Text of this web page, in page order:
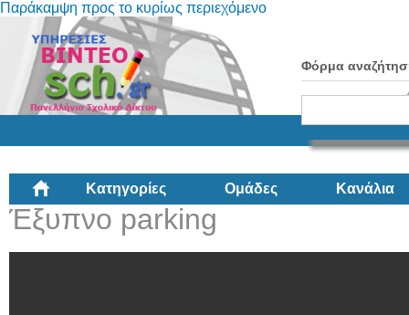
Παράκαμψη προς το κυρίως περιεχόμενο
Φόρμα
Κατηγορίες Ομάδες Κανάλια
Έξυπνο parking